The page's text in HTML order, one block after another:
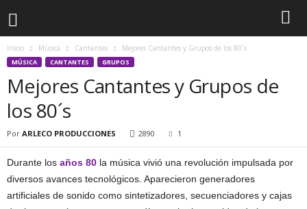
Inicio Música Cantantes Mejores Cantantes y Grupos de los 80´s
MÚSICA CANTANTES GRUPOS
Mejores Cantantes y Grupos de
los 80´s
Por ARLECO PRODUCCIONES 2890 1
Durante los años 80 la música vivió una revolución impulsada por
diversos avances tecnológicos. Aparecieron generadores
artificiales de sonido como sintetizadores, secuenciadores y cajas